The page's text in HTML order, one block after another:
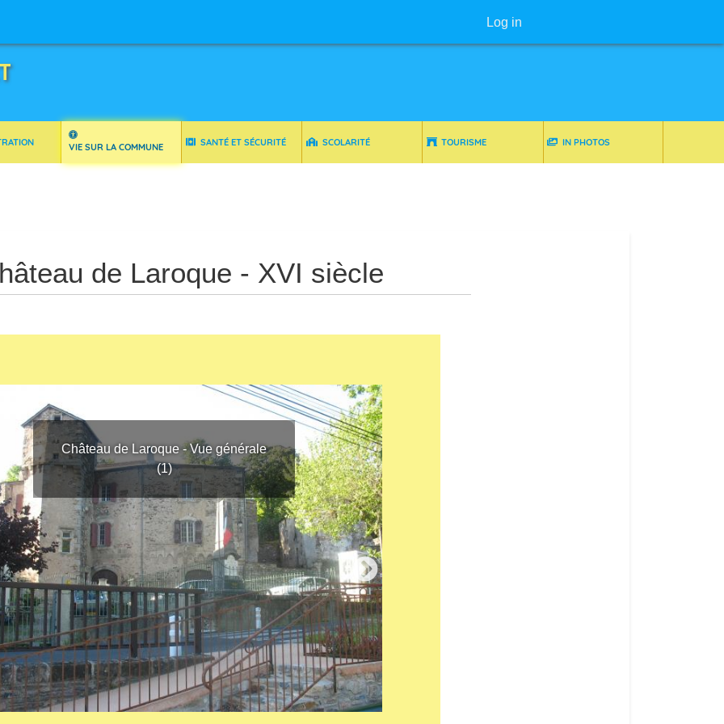
Log in
VIE SUR LA COMMUNE SANTÉ ET SÉCURITÉ SCOLARITÉ TOURISME IN PHOTOS
de Laroque - XVI siècle
Château de Laroque - Vue générale
(1)